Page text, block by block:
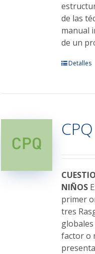
de las
manual
de un
Este
Las
opciones
elegir
en
la
página
de
producto
Detalles
CPQ
NIÑOS
primer
tres
factor o